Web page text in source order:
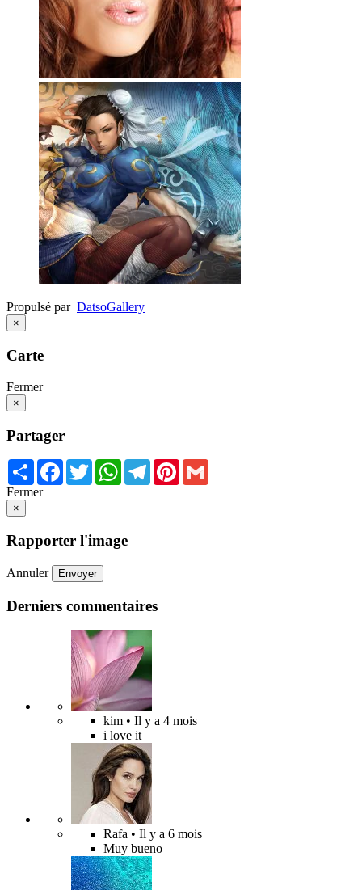
Propulsé par DatsoGallery
×
Carte
Fermer
×
Partager
Share Facebook
TwitterWhatsApp
TelegramPinterest
Fermer
×
Rapporter l'image
Annuler Envoyer
Derniers commentaires
kim • Il y a 4 mois
i love it
Rafa • Il y a 6 mois
Muy bueno